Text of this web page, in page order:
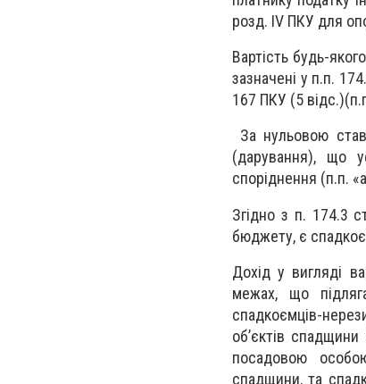
розд. IV ПКУ для
Вартість будь-
зазначені у п.п.
167 ПКУ (5
За нульовою
(дарування), що
споріднення (п.п.
Згідно з п. 174.3
бюджету, є
Дохід у вигляді
межах, що
спадкоємців-
об’єктів
посадовою
спадщини, та